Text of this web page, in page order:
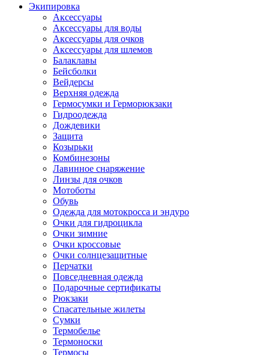
Экипировка
Аксессуары
Аксессуары для воды
Аксессуары для очков
Аксессуары для шлемов
Балаклавы
Бейсболки
Вейдерсы
Верхняя одежда
Гермосумки и Герморюкзаки
Гидроодежда
Дождевики
Защита
Козырьки
Комбинезоны
Лавинное снаряжение
Линзы для очков
Мотоботы
Обувь
Одежда для мотокросса и эндуро
Очки для гидроцикла
Очки зимние
Очки кроссовые
Очки солнцезащитные
Перчатки
Повседневная одежда
Подарочные сертификаты
Рюкзаки
Спасательные жилеты
Сумки
Термобелье
Термоноски
Термосы